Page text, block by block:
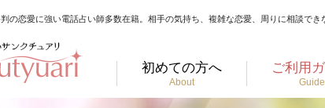
の恋愛に強い電話占い師多数在籍。相手の気持ち、複雑な恋愛、周りに相談でき
初めての方へ
About
ご利用
Guide